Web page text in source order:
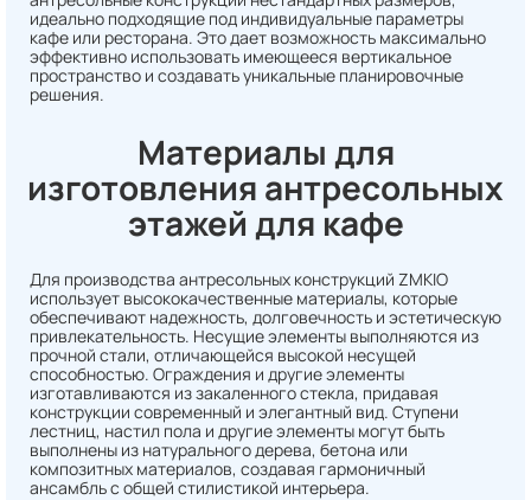
идеально подходящие под индивидуальные параметры
кафе или ресторана. Это дает возможность максимально
эффективно использовать имеющееся вертикальное
пространство и создавать уникальные планировочные
решения.
Материалы для
изготовления антресольных
этажей для кафе
Для производства антресольных конструкций ZMKIO
использует высококачественные материалы, которые
обеспечивают надежность, долговечность и эстетическую
привлекательность. Несущие элементы выполняются из
прочной стали, отличающейся высокой несущей
способностью. Ограждения и другие элементы
изготавливаются из закаленного стекла, придавая
конструкции современный и элегантный вид. Ступени
лестниц, настил пола и другие элементы могут быть
выполнены из натурального дерева, бетона или
композитных материалов, создавая гармоничный
ансамбль с общей стилистикой интерьера.